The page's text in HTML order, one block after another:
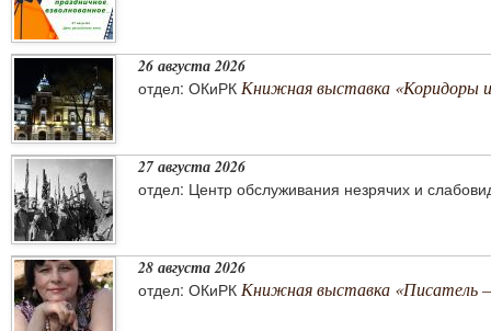
26 августа 2026
отдел: ОКиРК Книжная выставка «Коридоры
27 августа 2026
отдел: Центр обслуживания незрячих и
28 августа 2026
отдел: ОКиРК Книжная выставка «Писатель